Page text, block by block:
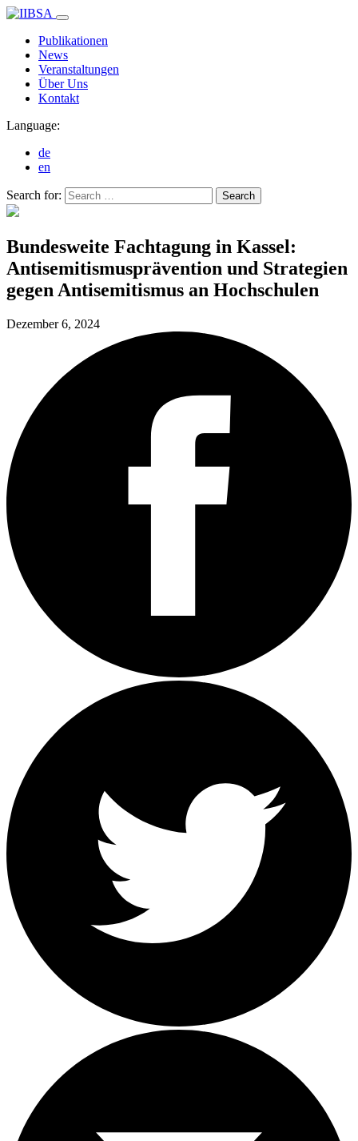
Publikationen
News
Veranstaltungen
Über Uns
Kontakt
Language:
de
en
Search for: Search
Bundesweite Fachtagung in Kassel:
Antisemitismusprävention und Strategien
gegen Antisemitismus an Hochschulen
Dezember 6, 2024